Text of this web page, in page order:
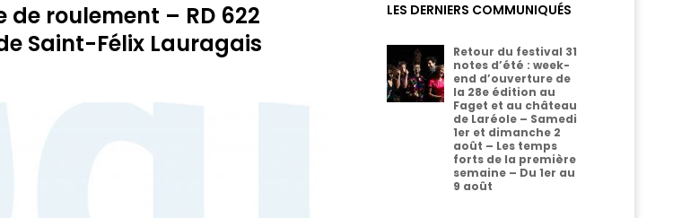
roulement – RD 622
Saint-Félix Lauragais
LES DERNIERS COMMUNIQUÉS
Retour du festival 31
notes d’été : week-
end d’ouverture de
la 28e édition au
Faget et au château
de Laréole – Samedi
1er et dimanche 2
août – Les temps
forts de la première
semaine – Du 1er au
9 août